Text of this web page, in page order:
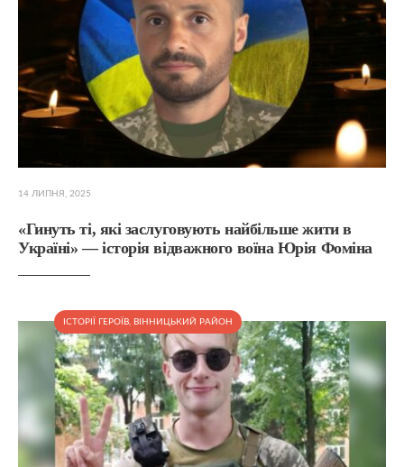
14 ЛИПНЯ, 2025
«Гинуть ті, які заслуговують найбільше жити в
Україні» — історія відважного воїна Юрія Фоміна
ІСТОРІЇ ГЕРОЇВ ВІННИЦЬКИЙ РАЙОН